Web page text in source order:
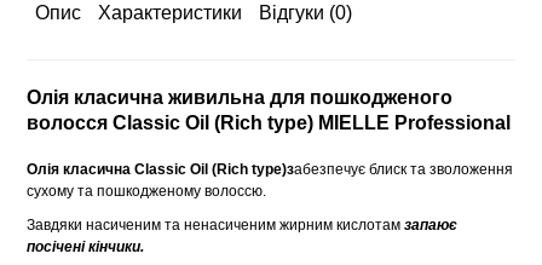
Опис Характеристики Відгуки (0)
Олія класична живильна для пошкодженого
волосся Classic Oil (Rich type) MIELLE Professional
Олія класична Classic Oil (Rich type)забезпечує блиск та зволоження
сухому та пошкодженому волоссю.
Завдяки насиченим та ненасиченим жирним кислотамзапаює
посічені кінчики.